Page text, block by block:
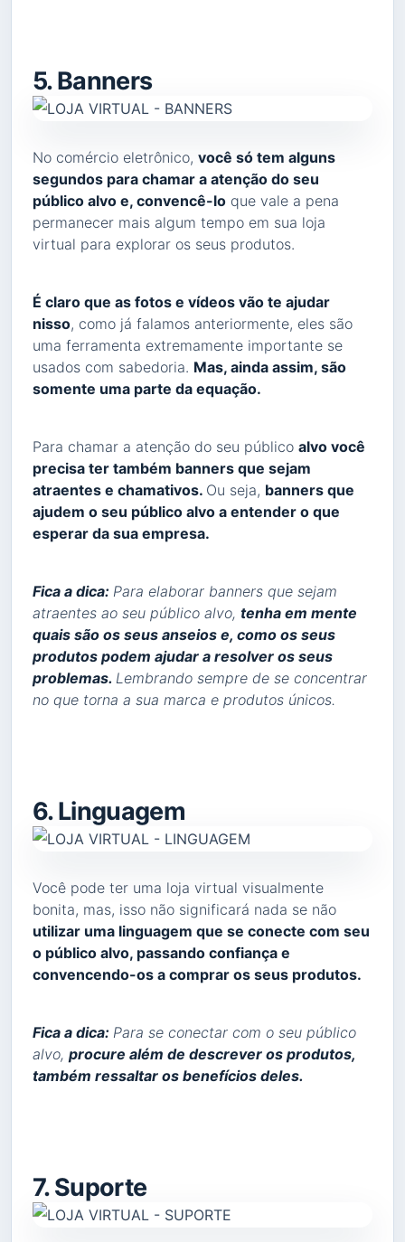
5. Banners
No comércio eletrônico, você só tem alguns
segundos para chamar a atenção do seu
público alvo e, convencê-lo que vale a pena
permanecer mais algum tempo em sua loja
virtual para explorar os seus produtos.
É claro que as fotos e vídeos vão te ajudar
nisso, como já falamos anteriormente, eles são
uma ferramenta extremamente importante se
usados com sabedoria. Mas, ainda assim, são
somente uma parte da equação.
Para chamar a atenção do seu público alvo você
precisa ter também banners que sejam
atraentes e chamativos. Ou seja, banners que
ajudem o seu público alvo a entender o que
esperar da sua empresa.
Fica a dica: Para elaborar banners que sejam
atraentes ao seu público alvo, tenha em mente
quais são os seus anseios e, como os seus
produtos podem ajudar a resolver os seus
problemas. Lembrando sempre de se concentrar
no que torna a sua marca e produtos únicos.
6. Linguagem
Você pode ter uma loja virtual visualmente
bonita, mas, isso não significará nada se não
utilizar uma linguagem que se conecte com seu
o público alvo, passando confiança e
convencendo-os a comprar os seus produtos.
Fica a dica: Para se conectar com o seu público
alvo, procure além de descrever os produtos,
também ressaltar os benefícios deles.
7. Suporte